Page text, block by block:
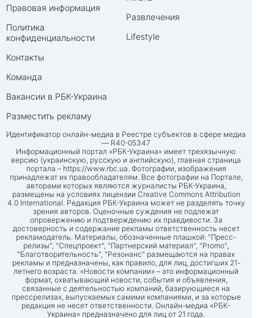
Правовая информация
Политика
конфиденциальности
Контакты
Команда
Вакансии в РБК-Украина
Разместить рекламу
Развлечения
Lifestyle
Идентификатор онлайн-медиа в Реестре субъектов в сфере медиа
— R40-05347
Информационный портал «РБК-Украина» имеет трехязычную
версию (украинскую, русскую и английскую), главная страница
портала – https://www.rbc.ua . Фотографии, изображения
принадлежат их правообладателям. Все фотографии на Портале,
авторами которых являются журналисты РБК-Украина,
размещены на условиях лицензии Creative Commons Attribution
4.0 International. Редакция РБК-Украина может не разделять точку
зрения авторов. Оценочные суждения не подлежат
опровержению и подтверждению их правдивости. За
достоверность и содержание рекламы ответственность несет
рекламодатель. Материалы, обозначенные плашкой: "Пресс-
релизы", "Спецпроект", "Партнерский материал", "Promo",
"Благотворительность", "Резонанс" размещаются на правах
рекламы и предназначены, как правило, для лиц, достигших 21-
летнего возраста. «Новости компании» – это информационный
формат, охватывающий новости, события и объявления,
связанные с деятельностью компаний, базирующиеся на
прессрелизах, выпускаемых самими компаниями, и за которые
редакция не несет ответственности. Онлайн-медиа «РБК-
Украина» предназначено для лиц от 21 года.